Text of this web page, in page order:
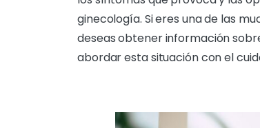
ginecología. Si eres una de las
deseas obtener información
abordar esta situación con el